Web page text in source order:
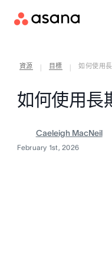
資源 目標 如何使用
如何使用長
Caeleigh MacNeil
February 1st, 2026